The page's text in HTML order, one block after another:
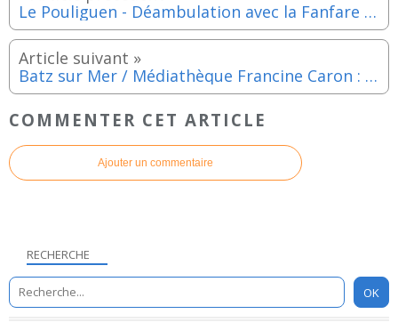
Le Pouliguen - Déambulation avec la Fanfare Arco Iris - Mardi 30 décembre 2025
Batz sur Mer / Médiathèque Francine Caron : Contes de la Galette - Mercredi 7 janvier 2026
COMMENTER CET ARTICLE
Ajouter un commentaire
RECHERCHE